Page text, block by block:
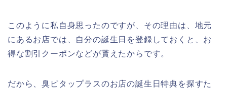
このように私自身思ったのですが、その理由は、地元
にあるお店では、自分の誕生日を登録しておくと、お
得な割引クーポンなどが貰えたからです。
だから、臭ピタップラスのお店の誕生日特典を探すた